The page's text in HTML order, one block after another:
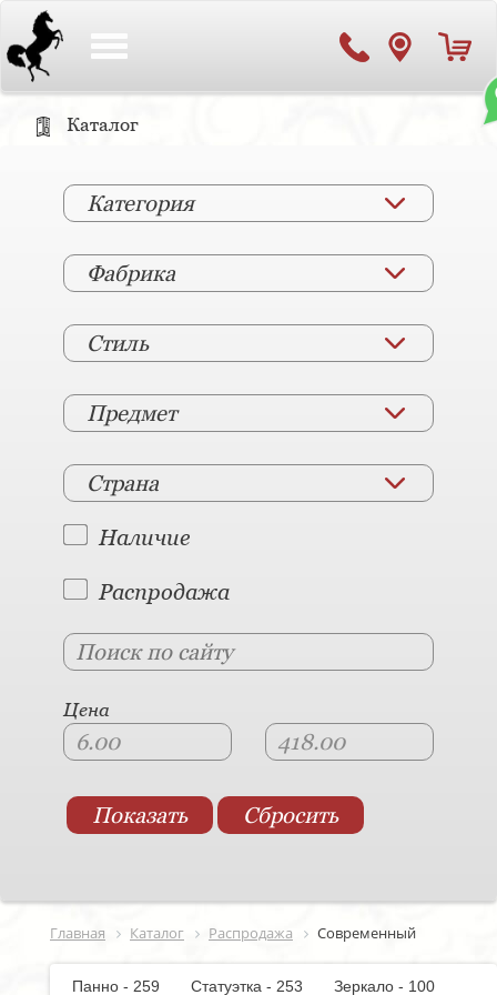
Каталог
Категория
Фабрика
Стиль
Предмет
Страна
Наличие
Распродажа
Цена
Главная Каталог Распродажа Современный
Панно - 259 Статуэтка - 253
Зеркало - 100